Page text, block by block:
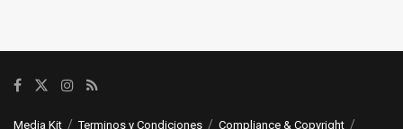
Media Kit Terminos y Condiciones Compliance & Copyright